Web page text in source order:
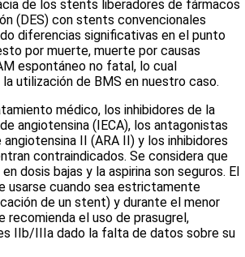
de los stents liberadores de fármacos
(DES) con stents convencionales
diferencias significativas en el punto
por muerte, muerte por causas
espontáneo no fatal, lo cual
utilización de BMS en nuestro caso.
médico, los inhibidores de la
angiotensina (IECA), los antagonistas
II (ARA II) y los inhibidores
contraindicados. Se considera que
dosis bajas y la aspirina son seguros. El
usarse cuando sea estrictamente
de un stent) y durante el menor
recomienda el uso de prasugrel,
IIb/IIIa dado la falta de datos sobre su